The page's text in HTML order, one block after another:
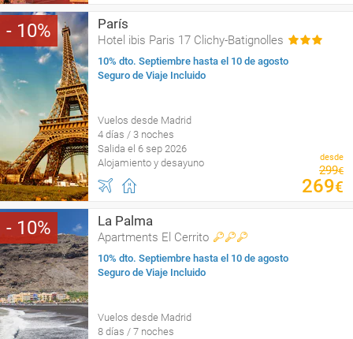
10 París
Hotel ibis Paris 17 Clichy-Batignolles
10% dto. Septiembre hasta el 10 de agosto
Seguro de Viaje Incluido
Vuelos desde Madrid
4 días / 3 noches
Salida el 6 sep 2026
Alojamiento y desayuno
desde
299€
269€
10 La Palma
Apartments El Cerrito
10% dto. Septiembre hasta el 10 de agosto
Seguro de Viaje Incluido
Vuelos desde Madrid
8 días / 7 noches